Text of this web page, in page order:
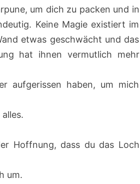
um dich zu packen und in
Keine Magie existiert im
etwas geschwächt und das
hat ihnen vermutlich mehr
aufgerissen haben, um mich
Hoffnung, dass du das Loch
um.